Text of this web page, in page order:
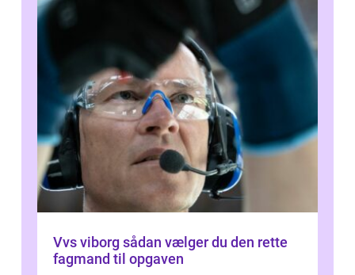
Vvs viborg sådan vælger du den rette
fagmand til opgaven